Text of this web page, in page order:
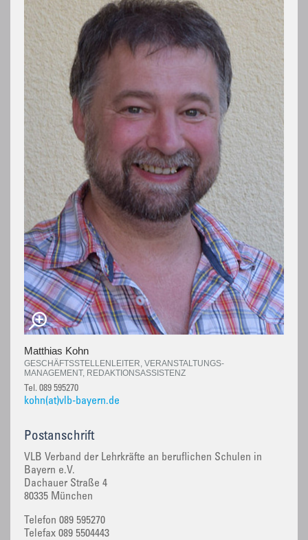
Matthias Kohn
GESCHÄFTSSTELLENLEITER, VERANSTALTUNGS-
MANAGEMENT, REDAKTIONSASSISTENZ
Tel. 089 595270
kohn(at)vlb-bayern.de
Postanschrift
VLB Verband der Lehrkräfte an beruflichen Schulen in
Bayern e.V.
Dachauer Straße 4
80335 München
Telefon 089 595270
Telefax 089 5504443